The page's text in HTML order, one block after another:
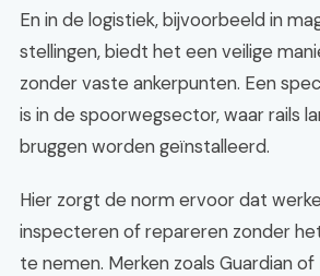
En in de logistiek, bijvoorbeeld in
stellingen, biedt het een veilige
zonder vaste ankerpunten. Een
is in de spoorwegsector, waar rails
bruggen worden geïnstalleerd.
Hier zorgt de norm ervoor dat
inspecteren of repareren zonder
te nemen. Merken zoals Guardian